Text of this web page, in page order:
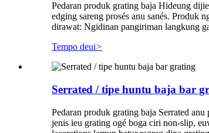
Pedaran produk grating baja Hideung
edging sareng prosés anu sanés. Produk
dirawat: Ngidinan pangiriman langkung
Tempo deui>
Serrated / tipe huntu baja bar
Pedaran produk grating baja Serrated
jenis ieu grating ogé boga ciri non-slip,